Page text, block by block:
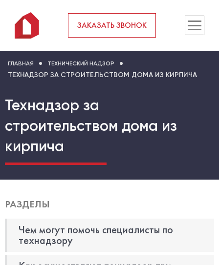
ЗАКАЗАТЬ ЗВОНОК
ГЛАВНАЯ ТЕХНИЧЕСКИЙ НАДЗОР
ТЕХНАДЗОР ЗА СТРОИТЕЛЬСТВОМ ДОМА ИЗ КИРПИЧА
Технадзор за
строительством дома из
кирпича
РАЗДЕЛЫ
Чем могут помочь специалисты по
технадзору